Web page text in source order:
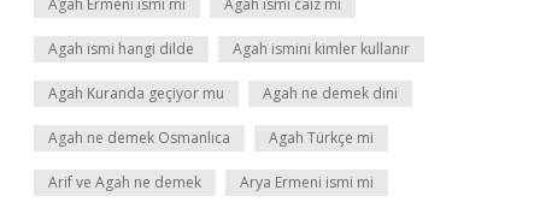
Agah Ermeni ismi mi Agah ismi caiz mi
Agah ismi hangi dilde Agah ismini kimler kullanır
Agah Kuranda geçiyor mu Agah ne demek dini
Agah ne demek Osmanlıca Agah Türkçe mi
Arif ve Agah ne demek Arya Ermeni ismi mi